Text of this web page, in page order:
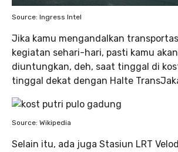
Source: Ingress Intel
Jika kamu mengandalkan
kegiatan sehari-hari, pasti kamu
diuntungkan, deh, saat tinggal di
tinggal dekat dengan Halte
Source: Wikipedia
Selain itu, ada juga Stasiun LRT